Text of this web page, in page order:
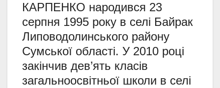
КАРПЕНКО народився 23
серпня 1995 року в селі Байрак
Липоводолинського району
Сумської області. У 2010 році
закінчив дев’ять класів
загальноосвітньої школи в селі